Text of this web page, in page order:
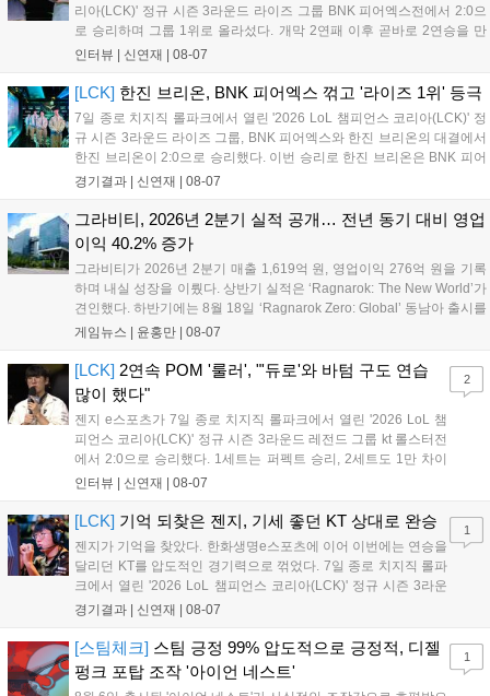
리아(LCK)' 정규 시즌 3라운드 라이즈 그룹 BNK 피어엑스전에서 2:0으
로 승리하며 그룹 1위로 올라섰다. 개막 2연패 이후 곧바로 2연승을 만
들어내면서 이어질 4라운드에 대한 기대감을 올렸다. 다음은 이날 데뷔
인터뷰 | 신연재 08-07
[LCK] 한진 브리온, BNK 피어엑스 꺾고 '라이즈 1위' 등극
7일 종로 치지직 롤파크에서 열린 '2026 LoL 챔피언스 코리아(LCK)' 정
규 시즌 3라운드 라이즈 그룹, BNK 피어엑스와 한진 브리온의 대결에서
한진 브리온이 2:0으로 승리했다. 이번 승리로 한진 브리온은 BNK 피어
엑스를 제치고 라이즈 그룹 1위로 올라섰다. 1세트, 한진 브리온이 '로머'
경기결과 | 신연재 08-07
그라비티, 2026년 2분기 실적 공개… 전년 동기 대비 영업
이익 40.2% 증가
그라비티가 2026년 2분기 매출 1,619억 원, 영업이익 276억 원을 기록
하며 내실 성장을 이뤘다. 상반기 실적은 ‘Ragnarok: The New World’가
견인했다. 하반기에는 8월 18일 ‘Ragnarok Zero: Global’ 동남아 출시를
시작으로 9월 3일 ‘달려라 헤베레케 EX’, 9월 22일 ‘갈바테인’ 등 다양한
이’ 출시가 예정돼 있으며, 2027년에는 ‘Ragnarok 3’ 등 대작을 글로벌
출시할 계획이다. 그라비티는 조인트벤처 설립과 라그나로크 에코 시스
템 구축을 통해 신성장 동력을 확보할 방침이다....
게임뉴스 | 윤홍만 08-07
[LCK] 2연속 POM '룰러', "'듀로'와 바텀 구도 연습
많이 했다"
젠지 e스포츠가 7일 종로 치지직 롤파크에서 열린 '2026 LoL 챔
피언스 코리아(LCK)' 정규 시즌 3라운드 레전드 그룹 kt 롤스터전
에서 2:0으로 승리했다. 1세트는 퍼펙트 승리, 2세트도 1만 차이
를 벌리며 25분 만에 승리하면서 말 그대로 압도적인 경기력을 선
하며 POM에 선정됐...
인터뷰 | 신연재 08-07
2
[LCK] 기억 되찾은 젠지, 기세 좋던 KT 상대로 완승
젠지가 기억을 찾았다. 한화생명e스포츠에 이어 이번에는 연승을
달리던 KT를 압도적인 경기력으로 꺾었다. 7일 종로 치지직 롤파
크에서 열린 '2026 LoL 챔피언스 코리아(LCK)' 정규 시즌 3라운
드 레전드 그룹, kt 롤스터와 젠지 e스포츠의 대결에서 젠지가 압
기억을 되찾기라도 한 듯 1,...
경기결과 | 신연재 08-07
1
[스팀체크] 스팀 긍정 99% 압도적으로 긍정적, 디젤
펑크 포탑 조작 '아이언 네스트'
1